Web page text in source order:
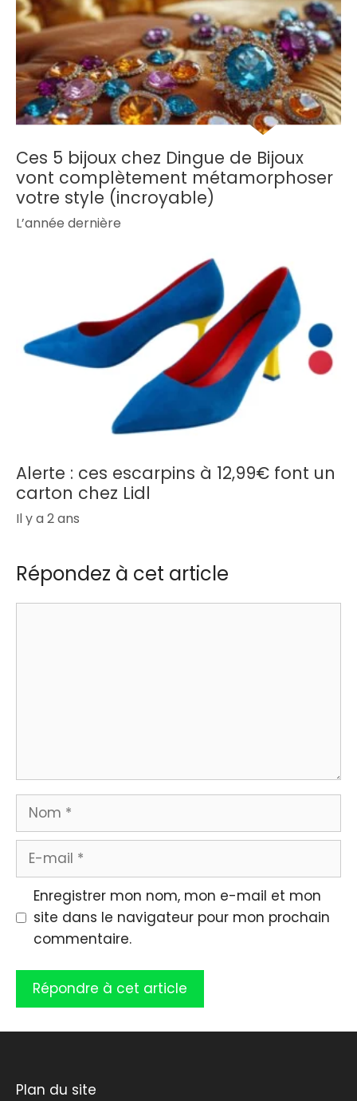
Ces 5 bijoux chez Dingue de Bijoux
vont complètement métamorphoser
votre style (incroyable)
L’année dernière
Alerte : ces escarpins à 12,99€ font un
carton chez Lidl
Il y a 2 ans
Répondez à cet article
Nom
Enregistrer mon nom, mon e-mail et mon
site dans le navigateur pour mon prochain
commentaire.
Plan du site